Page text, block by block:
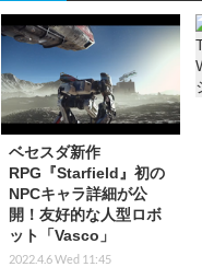
ベセスダ新作
RPG『Starfield』初の
NPCキャラ詳細が公
開！友好的な人型ロボ
ット「Vasco」
2022.4.6 Wed 11:45